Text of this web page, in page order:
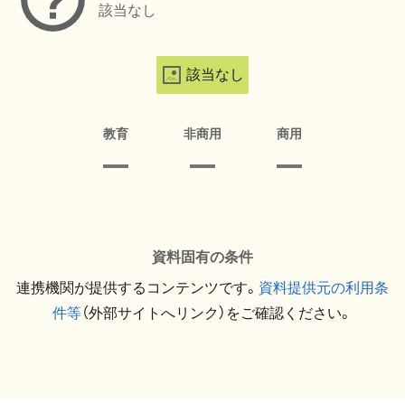
該当なし
該当なし
教育 非商用 商用
資料固有の条件
連携機関が提供するコンテンツです。 資料提供元の利用条
件等（外部サイトへリンク）をご確認ください。